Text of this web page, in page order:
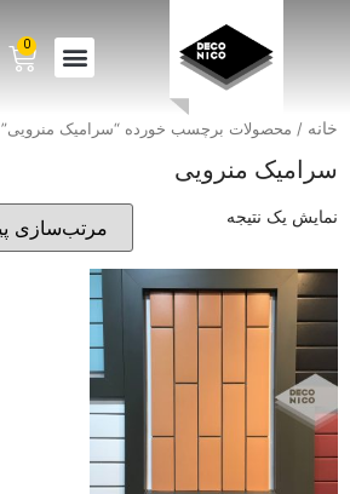
0
خانه / محصولات برچسب خورده “سرامیک منرویی”
سرامیک منرویی
نمایش یک نتیجه